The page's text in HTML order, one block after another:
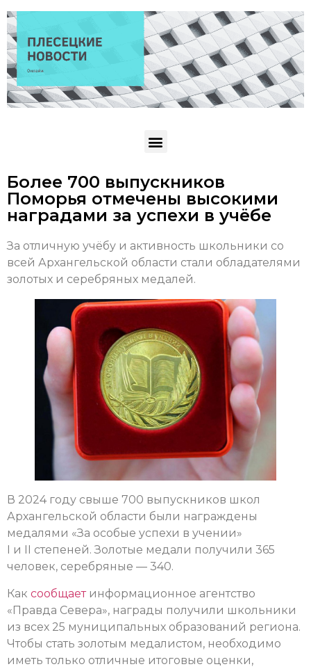
Более 700 выпускников
Поморья отмечены высокими
наградами за успехи в учёбе
За отличную учёбу и активность школьники со
всей Архангельской области стали обладателями
золотых и серебряных медалей.
В 2024 году свыше 700 выпускников школ
Архангельской области были награждены
медалями «За особые успехи в учении»
I и II степеней. Золотые медали получили 365
человек, серебряные — 340.
Как сообщаетинформационное агентство
«Правда Севера», награды получили школьники
из всех 25 муниципальных образований региона.
Чтобы стать золотым медалистом, необходимо
иметь только отличные итоговые оценки,